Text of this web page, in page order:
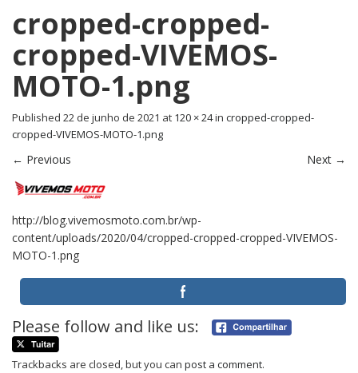
cropped-cropped-
cropped-VIVEMOS-
MOTO-1.png
Published 22 de junho de 2021 at 120 × 24in cropped-cropped-
cropped-VIVEMOS-MOTO-1.png
← Previous Next →
http://blog.vivemosmoto.com.br/wp-
content/uploads/2020/04/cropped-cropped-cropped-VIVEMOS-
MOTO-1.png
Please follow and like us:
Trackbacks are closed, but you can post a comment.